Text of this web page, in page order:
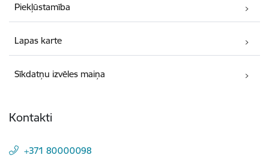
Piekļūstamība
Lapas karte
Sīkdatņu izvēles maiņa
Kontakti
+371 80000098